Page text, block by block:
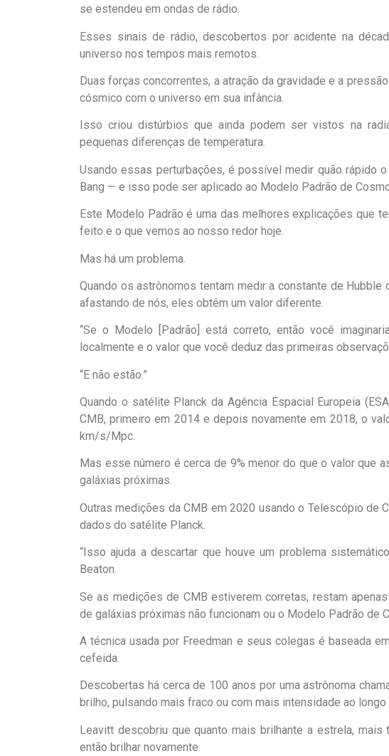
se estendeu em ondas de rádio.
Esses sinais de rádio, descobertos por acidente na
universo nos tempos mais remotos.
Duas forças concorrentes, a atração da gravidade e a
cósmico com o universo em sua infância.
Isso criou distúrbios que ainda podem ser vistos na
pequenas diferenças de temperatura.
Usando essas perturbações, é possível medir quão rápido
Bang — e isso pode ser aplicado ao Modelo Padrão de
Este Modelo Padrão é uma das melhores explicações que
feito e o que vemos ao nosso redor hoje.
Mas há um problema.
Quando os astrônomos tentam medir a constante de
afastando de nós, eles obtêm um valor diferente.
“Se o Modelo [Padrão] está correto, então você
localmente e o valor que você deduz das primeiras
“E não estão.”
Quando o satélite Planck da Agência Espacial Europeia
CMB, primeiro em 2014 e depois novamente em 2018, o
km/s/Mpc.
Mas esse número é cerca de 9% menor do que o valor que
galáxias próximas.
Outras medições da CMB em 2020 usando o Telescópio de
dados do satélite Planck.
“Isso ajuda a descartar que houve um problema
Beaton.
Se as medições de CMB estiverem corretas, restam
de galáxias próximas não funcionam ou o Modelo Padrão de
A técnica usada por Freedman e seus colegas é baseada
cefeida.
Descobertas há cerca de 100 anos por uma astrônoma
brilho, pulsando mais fraco ou com mais intensidade ao
Leavitt descobriu que quanto mais brilhante a estrela,
então brilhar novamente.